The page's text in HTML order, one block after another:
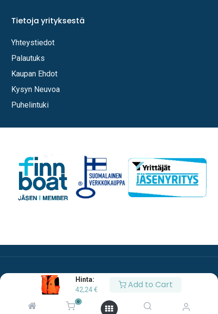
Hinta:
42,24€ Add to Cart
0
Tietoja yrityksestä
Yhteystiedot
Palautuks
Kaupan Ehdot
Kysyn Neuvoa
Puhelintuki